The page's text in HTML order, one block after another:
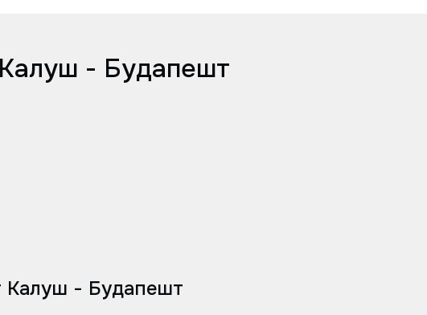
- Будапешт
Калуш - Будапешт